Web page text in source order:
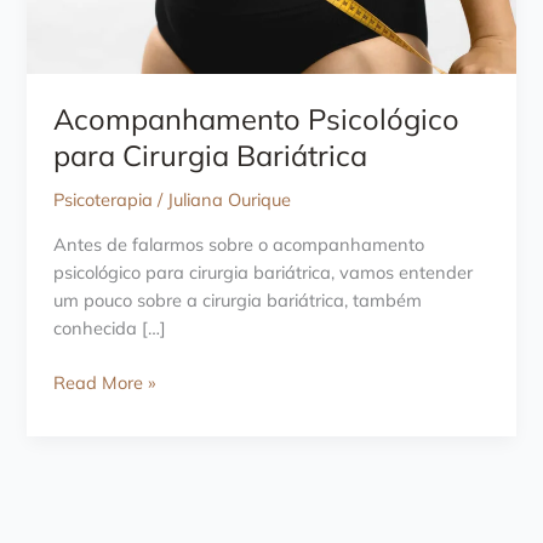
Acompanhamento Psicológico
para Cirurgia Bariátrica
Psicoterapia / Juliana Ourique
Antes de falarmos sobre o acompanhamento
psicológico para cirurgia bariátrica, vamos entender
um pouco sobre a cirurgia bariátrica, também
conhecida […]
Acompanhamento
Read More »